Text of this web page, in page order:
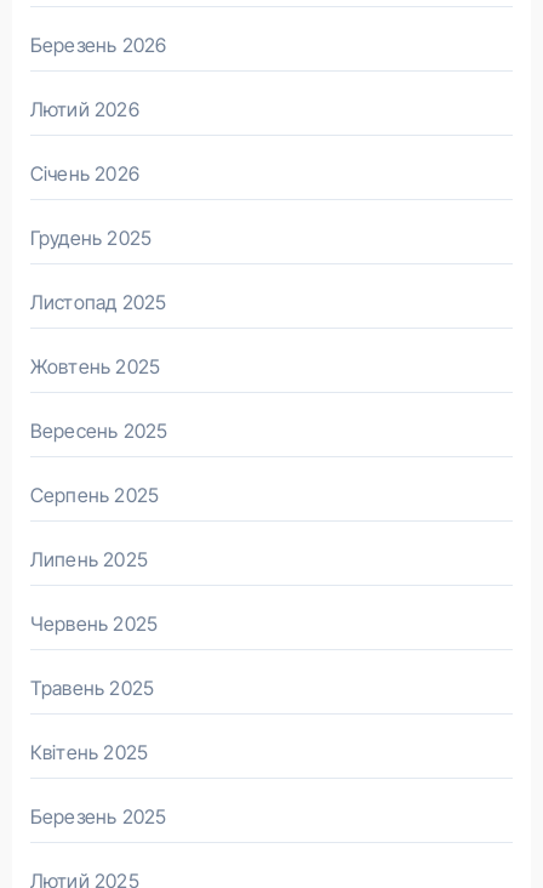
Березень 2026
Лютий 2026
Січень 2026
Грудень 2025
Листопад 2025
Жовтень 2025
Вересень 2025
Серпень 2025
Липень 2025
Червень 2025
Травень 2025
Квітень 2025
Березень 2025
Лютий 2025